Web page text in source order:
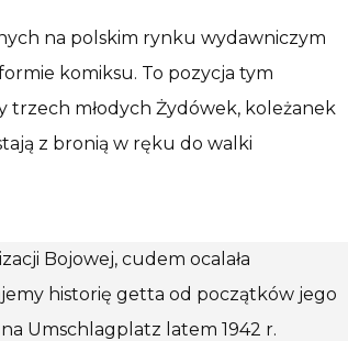
na polskim rynku wydawniczym
komiksu. To pozycja tym
trzech młodych Żydówek, koleżanek
z bronią w ręku do walki
Bojowej, cudem ocalała
historię getta od początków jego
Umschlagplatz latem 1942 r.